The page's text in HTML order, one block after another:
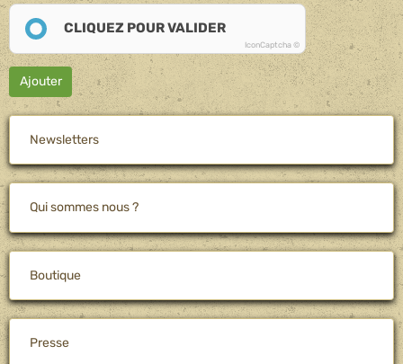
CLIQUEZ POUR VALIDER
IconCaptcha ©
Ajouter
Newsletters
Qui sommes nous ?
Boutique
Presse